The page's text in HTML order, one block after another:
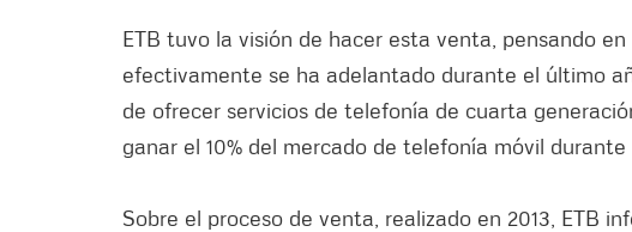
ETB tuvo la visión de hacer esta venta, pensando
efectivamente se ha adelantado durante el último
de ofrecer servicios de telefonía de cuarta
ganar el 10% del mercado de telefonía móvil durante
Sobre el proceso de venta, realizado en 2013, ETB